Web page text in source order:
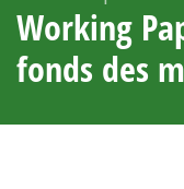
Working
fonds des